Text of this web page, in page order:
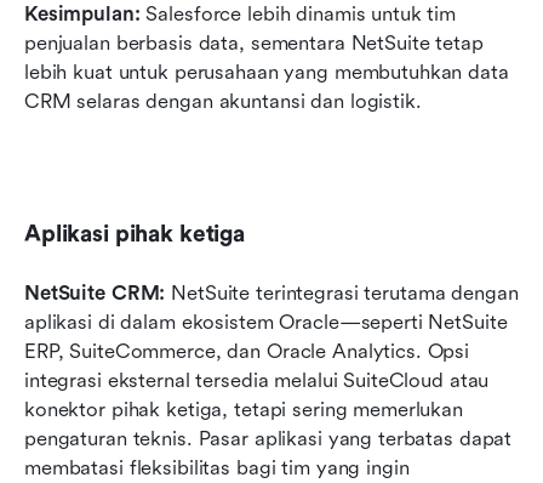
Kesimpulan: Salesforce lebih dinamis untuk tim
penjualan berbasis data, sementara NetSuite tetap
lebih kuat untuk perusahaan yang membutuhkan data
CRM selaras dengan akuntansi dan logistik.
Aplikasi pihak ketiga
NetSuite CRM: NetSuite terintegrasi terutama dengan
aplikasi di dalam ekosistem Oracle—seperti NetSuite
ERP, SuiteCommerce, dan Oracle Analytics. Opsi
integrasi eksternal tersedia melalui SuiteCloud atau
konektor pihak ketiga, tetapi sering memerlukan
pengaturan teknis. Pasar aplikasi yang terbatas dapat
membatasi fleksibilitas bagi tim yang ingin